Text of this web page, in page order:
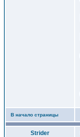
В начало страницы
Strider